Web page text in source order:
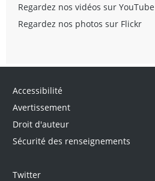
Regardez nos vidéos sur YouTube
Regardez nos photos sur Flickr
Accessibilité
Avertissement
Droit d'auteur
Sécurité des renseignements
Twitter